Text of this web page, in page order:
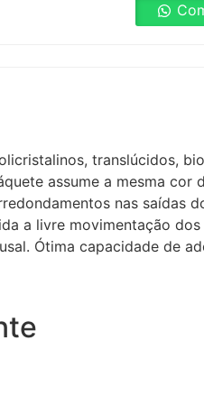
translúcidos,
assume a mesma
nas saídas
a livre movimentação
Ótima capacidade de